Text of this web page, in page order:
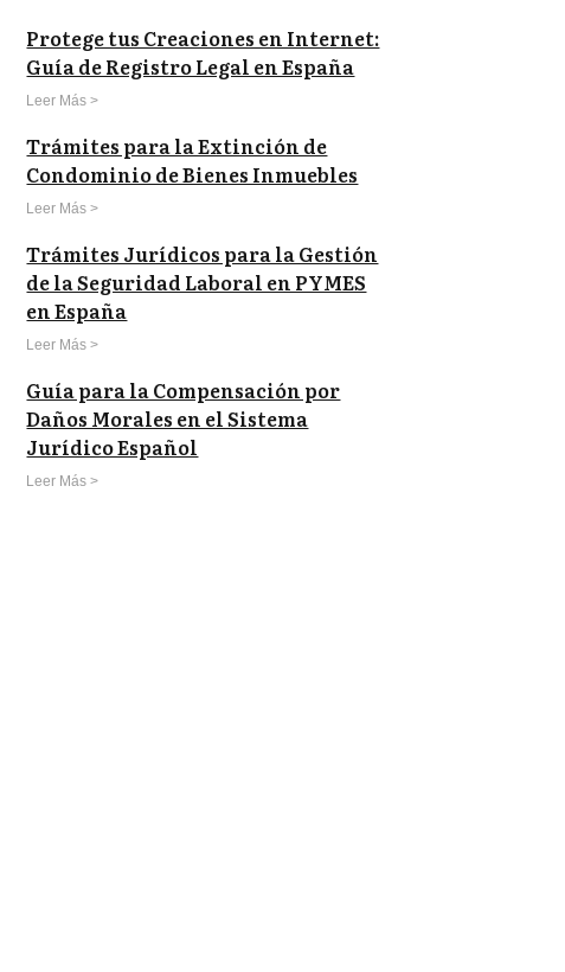
Protege tus Creaciones en Internet:
Guía de Registro Legal en España
Leer Más >
Trámites para la Extinción de
Condominio de Bienes Inmuebles
Leer Más >
Trámites Jurídicos para la Gestión
de la Seguridad Laboral en PYMES
en España
Leer Más >
Guía para la Compensación por
Daños Morales en el Sistema
Jurídico Español
Leer Más >